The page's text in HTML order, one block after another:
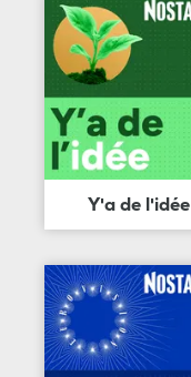
Y'a de l'idée